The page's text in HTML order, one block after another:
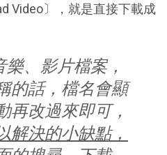
Video〕，就是直接下載成
樂、影片檔案，
的話，檔名會顯
再改過來即可，
解決的小缺點，